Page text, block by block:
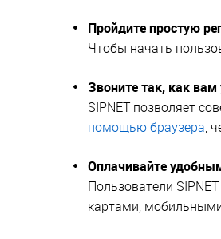
Пройдите простую
Чтобы начать
Звоните так, как вам
SIPNET позволяет
помощью браузера,
Оплачивайте
Пользователи
картами,